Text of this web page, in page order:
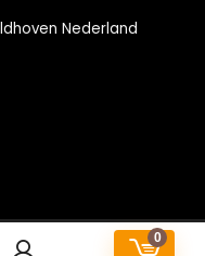
0
Nederland
voorbehouden